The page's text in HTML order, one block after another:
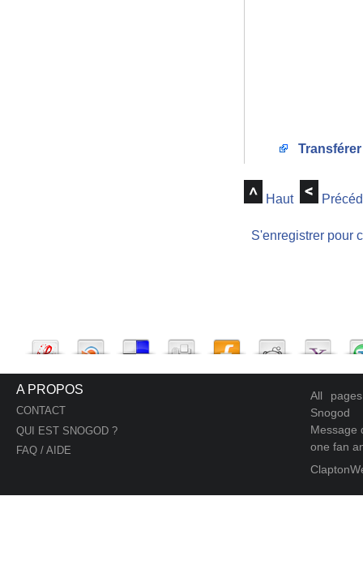
Transférer
Haut
S'enregistrer pour
A PROPOS
CONTACT
QUI EST SNOGOD ?
FAQ / AIDE
All
Snogod
Message
one fan